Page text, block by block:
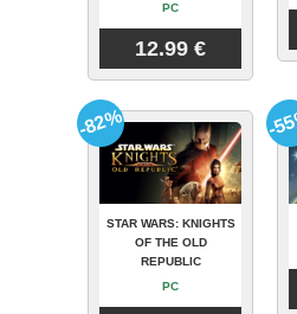
PC
12.99 €
STAR WARS: KNIGHTS
OF THE OLD
REPUBLIC
PC
-82% -